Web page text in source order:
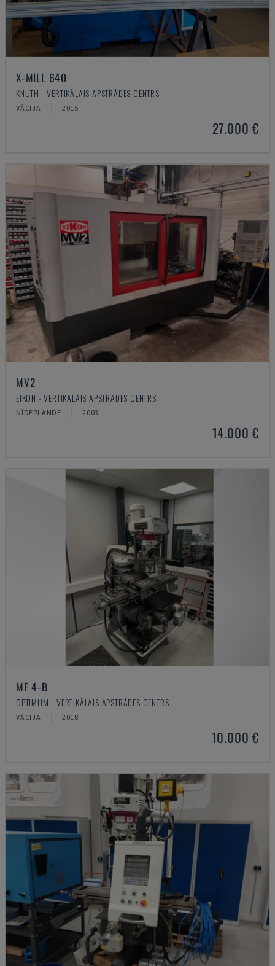
X-MILL 640
KNUTH - VERTIKĀLAIS APSTRĀDES CENTRS
VĀCIJA 2015
27.000 €
MV2
EIKON - VERTIKĀLAIS APSTRĀDES CENTRS
NĪDERLANDE 2003
14.000 €
MF 4-B
OPTIMUM - VERTIKĀLAIS APSTRĀDES CENTRS
VĀCIJA 2018
10.000 €